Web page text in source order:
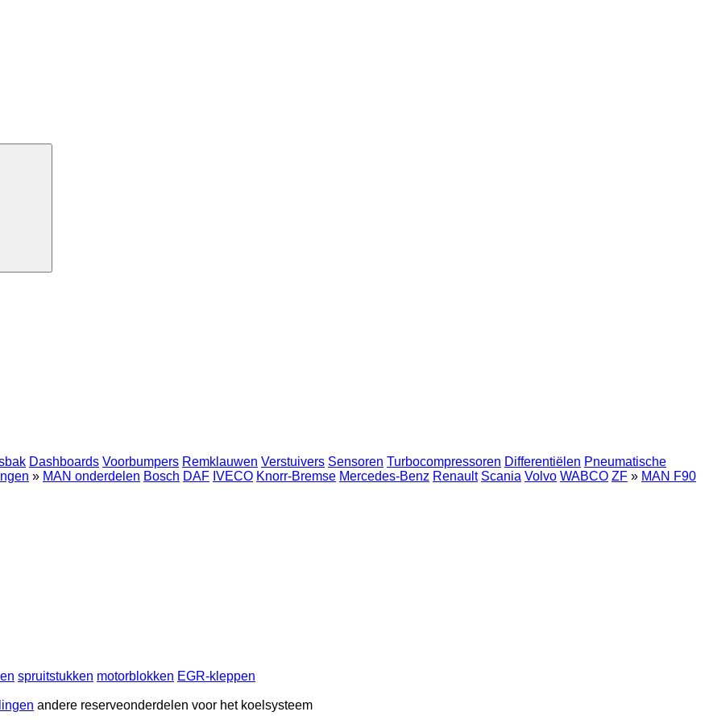
Dashboards Voorbumpers Remklauwen Verstuivers Sensoren Turbocompressoren Differentiëlen Pneumatische
» MAN onderdelen Bosch DAF IVECO Knorr-Bremse Mercedes-Benz Renault Scania Volvo WABCO ZF » MAN F90
spruitstukken motorblokken EGR-kleppen
andere reserveonderdelen voor het koelsysteem